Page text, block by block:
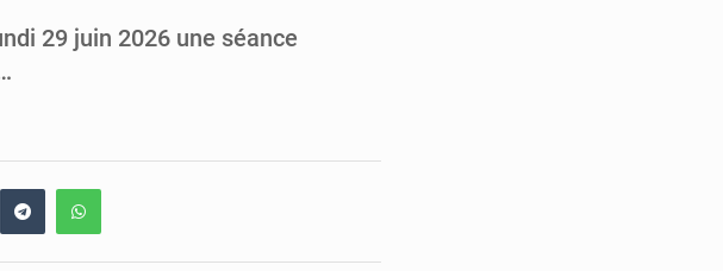
29 juin 2026 une séance